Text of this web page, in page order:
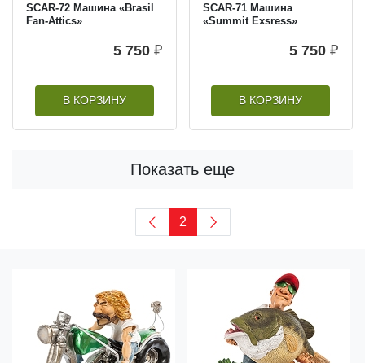
SCAR-72 Машина «Brasil
Fan-Attics»
5 750 ₽
В КОРЗИНУ
SCAR-71 Машина
«Summit Exsress»
5 750 ₽
В КОРЗИНУ
Показать еще
2